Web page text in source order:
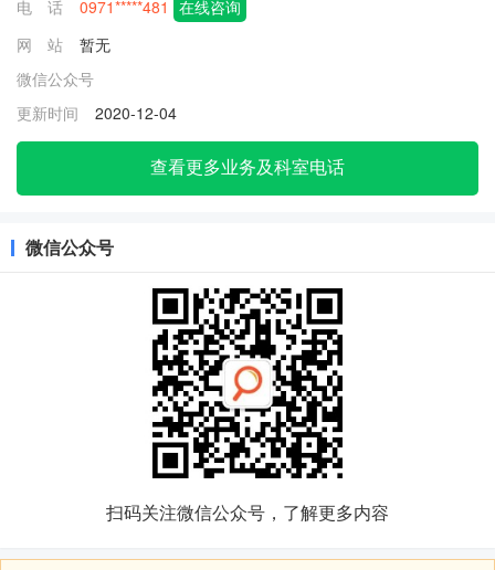
电 话
0971*****481 在线咨询
网 站
暂无
微信公众号
更新时间
2020-12-04
查看更多业务及科室电话
微信公众号
扫码关注微信公众号，了解更多内容